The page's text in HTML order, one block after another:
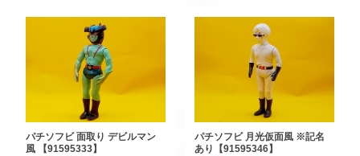
パチソフビ 面取り デビルマン
風 【91595333】
パチソフビ 月光仮面風 ※記名
あり【91595346】